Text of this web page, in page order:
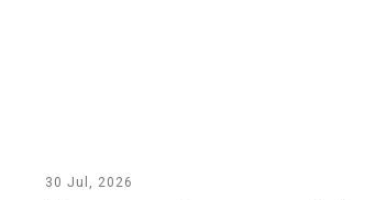
30 Jul, 2026